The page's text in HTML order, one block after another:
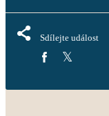
Sdílejte událost